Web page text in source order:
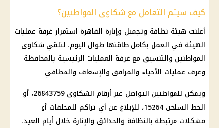
كيف سيتم التعامل مع شكاوى المواطنين؟
أعلنت هيئة نظافة وتجميل وإنارة القاهرة استمرار غرفة عمليات
الهيئة في العمل بكامل طاقتها طوال اليوم، لتلقي شكاوى
المواطنين والتنسيق مع غرفة العمليات الرئيسية بالمحافظة
وغرف عمليات الأحياء والمرافق والإسعاف والمطافي.
ويمكن للمواطنين التواصل عبر أرقام الشكاوى 26843759، أو
الخط الساخن 15264، للإبلاغ عن أي تراكم للمخلفات أو
مشكلات مرتبطة بالنظافة والحدائق والإنارة خلال أيام العيد.